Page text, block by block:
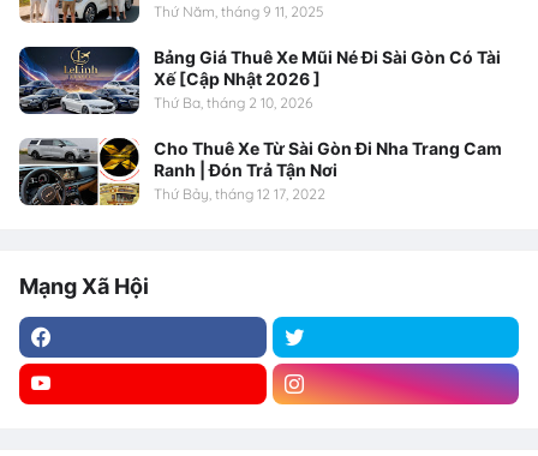
Thứ Năm, tháng 9 11, 2025
Bảng Giá Thuê Xe Mũi Né Đi Sài Gòn Có Tài
Xế [Cập Nhật 2026 ]
Thứ Ba, tháng 2 10, 2026
Cho Thuê Xe Từ Sài Gòn Đi Nha Trang Cam
Ranh | Đón Trả Tận Nơi
Thứ Bảy, tháng 12 17, 2022
Mạng Xã Hội